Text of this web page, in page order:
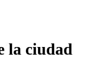
la ciudad